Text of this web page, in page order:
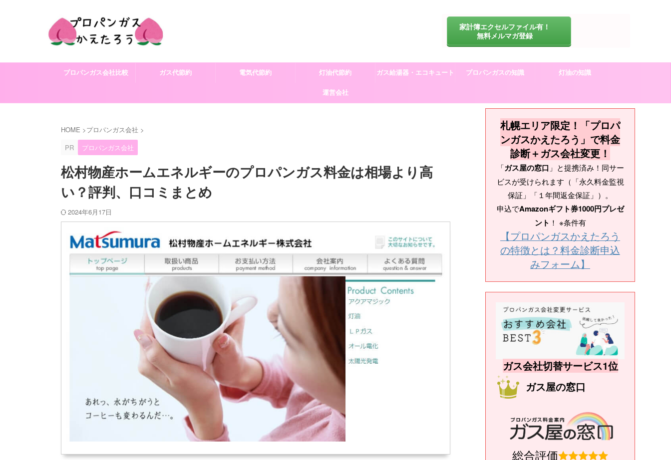
家計簿エクセルファイル有！
無料メルマガ登録
プロパンガス会社比較 ガス代節約 電気代節約 灯油代節約 ガス給湯器・エコキュート プロパンガスの知識 灯油の知識
運営会社
HOME >プロパンガス会社 >
PR
プロパンガス会社
松村物産ホームエネルギーのプロパンガス料金は相場より高
い？評判、口コミまとめ
2024年6月17日
札幌エリア限定！「プロパ
ンガスかえたろう」で料金
診断＋ガス会社変更！
「ガス屋の窓口 」と提携済み！同サー
ビスが受けられます（「永久料金監視
保証」「１年間返金保証」）。
申込でAmazonギフト券1000円プレゼ
ント ！ ※条件有
【プロパンガスかえたろう
の特徴とは？料金診断申込
みフォーム】
ガス会社切替サービス1位
ガス屋の窓口
総合評価